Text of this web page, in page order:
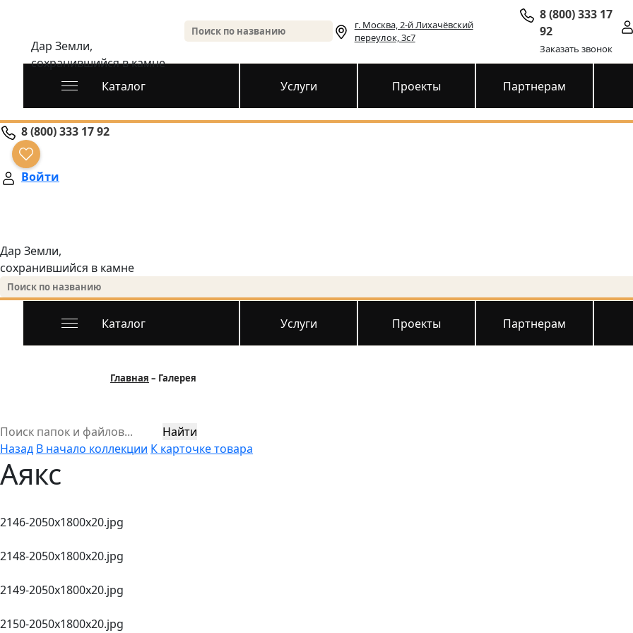
Дар Земли,
сохранившийся в камне
г. Москва, 2-й Лихачёвский
переулок, 3с7
8 (800) 333 17
92
Заказать звонок
Каталог Услуги Проекты Партнерам
8 (800) 333 17 92
Войти
Дар Земли,
сохранившийся в камне
Каталог Услуги Проекты Партнерам
Главная Галерея
Найти
Назад В начало коллекции К карточке товара
Аякс
2146-2050х1800х20.jpg
2148-2050х1800х20.jpg
2149-2050х1800х20.jpg
2150-2050х1800х20.jpg